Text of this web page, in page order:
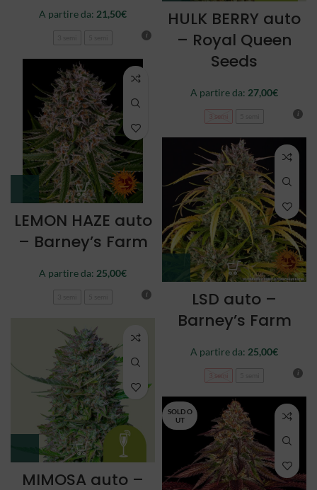
A partire da: 21,50€
HULK BERRY auto
– Royal Queen
Seeds
A partire da: 27,00€
3 semi
LEMON HAZE auto
– Barney’s Farm
A partire da: 25,00€
LSD auto –
Barney’s Farm
A partire da: 25,00€
3 semi
MIMOSA auto –
SOLD O
UT